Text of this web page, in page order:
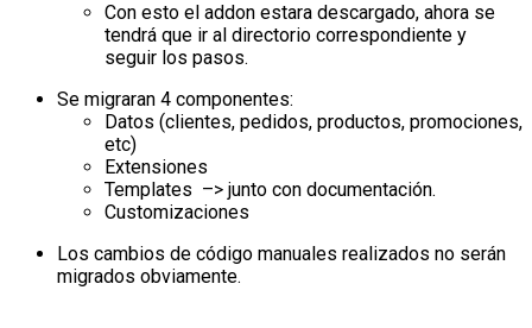
Con esto el addon estara descargado, ahora se
tendrá que ir al directorio correspondiente y
seguir los pasos.
Se migraran 4 componentes:
Datos (clientes, pedidos, productos, promociones,
etc)
Extensiones
Templates –> junto con documentación.
Customizaciones
Los cambios de código manuales realizados no serán
migrados obviamente.